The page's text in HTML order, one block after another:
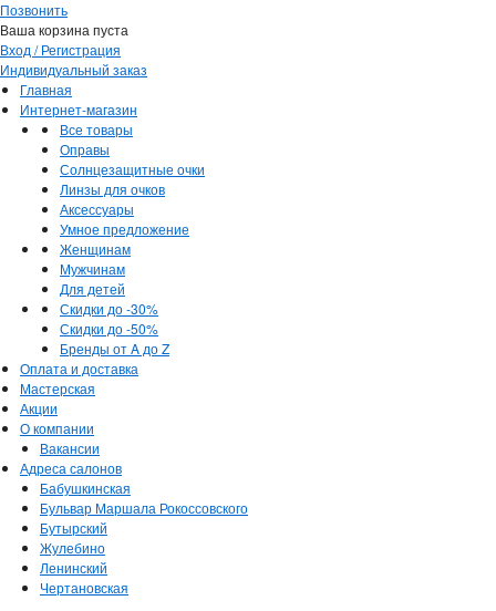
Позвонить
Ваша корзина пуста
Вход / Регистрация
Индивидуальный заказ
Главная
Интернет-магазин
Все товары
Оправы
Солнцезащитные очки
Линзы для очков
Аксессуары
Умное предложение
Женщинам
Мужчинам
Для детей
Скидки до -30%
Скидки до -50%
Бренды от A до Z
Оплата и доставка
Мастерская
Акции
О компании
Вакансии
Адреса салонов
Бабушкинская
Бульвар Маршала Рокоссовского
Бутырский
Жулебино
Ленинский
Чертановская